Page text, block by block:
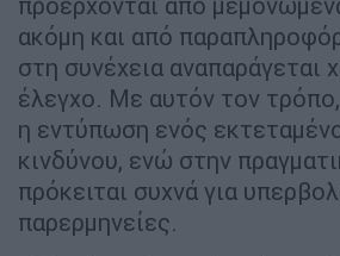
ακόμη και από
στη συνέχεια αναπαράγεται
έλεγχο. Με αυτόν τον τρόπο,
η εντύπωση ενός
κινδύνου, ενώ στην
πρόκειται συχνά για
παρερμηνείες.